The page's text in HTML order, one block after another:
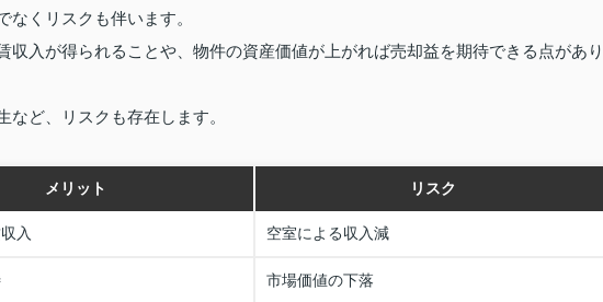
なくリスクも伴います。
収入が得られることや、物件の資産価値が上がれば売却益を期待できる点があり
ど、リスクも存在します。
メリット リスク
入 空室による収入減
市場価値の下落